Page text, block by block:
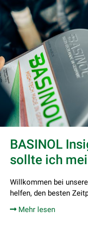
BASINOL
sollte ich
Willkommen bei
helfen, den besten
Mehr lesen